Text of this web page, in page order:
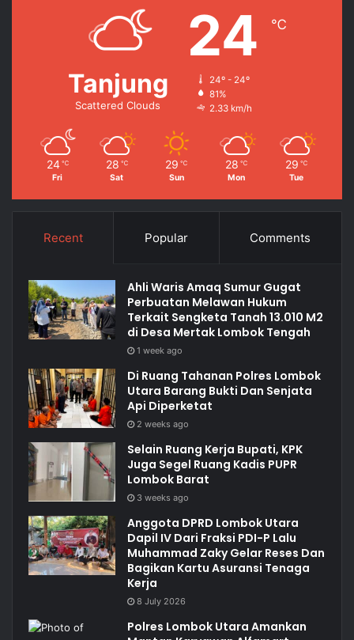
Tanjung
Scattered Clouds
24 ℃
24º - 24º
81%
2.33 km/h
24 ℃
Fri
28 ℃
Sat
29 ℃
Sun
28 ℃
Mon
29 ℃
Tue
Recent Popular Comments
Ahli Waris Amaq Sumur Gugat
Perbuatan Melawan Hukum
Terkait Sengketa Tanah 13.010 M2
di Desa Mertak Lombok Tengah
1 week ago
Di Ruang Tahanan Polres Lombok
Utara Barang Bukti Dan Senjata
Api Diperketat
2 weeks ago
Selain Ruang Kerja Bupati, KPK
Juga Segel Ruang Kadis PUPR
Lombok Barat
3 weeks ago
Anggota DPRD Lombok Utara
Dapil IV Dari Fraksi PDI-P Lalu
Muhammad Zaky Gelar Reses Dan
Bagikan Kartu Asuransi Tenaga
Kerja
8 July 2026
Polres Lombok Utara Amankan